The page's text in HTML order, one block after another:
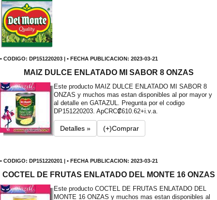
• CODIGO: DP151220203 | • FECHA PUBLICACION: 2023-03-21
MAIZ DULCE ENLATADO MI SABOR 8 ONZAS
Este producto MAIZ DULCE ENLATADO MI SABOR 8
ONZAS y muchos mas estan disponibles al por mayor y
al detalle en GATAZUL. Pregunta por el codigo
DP151220203. ApCRC₡610.62+i.v.a.
Detalles » (+)Comprar
• CODIGO: DP151220201 | • FECHA PUBLICACION: 2023-03-21
COCTEL DE FRUTAS ENLATADO DEL MONTE 16 ONZAS
Este producto COCTEL DE FRUTAS ENLATADO DEL
MONTE 16 ONZAS y muchos mas estan disponibles al